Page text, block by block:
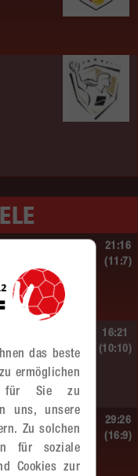
21:16
(11:7)
16:21
(10:10)
29:26
(16:9)
das beste
ermöglichen
für Sie zu
uns, unsere
Zu solchen
für soziale
Cookies zur